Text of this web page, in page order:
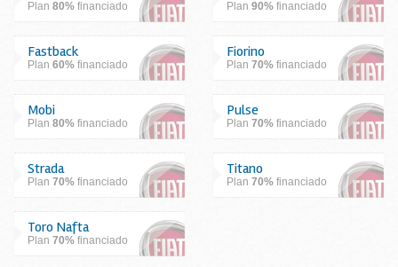
Plan 80% financiado Plan 90% financiado
Fastback
Plan 60% financiado
Fiorino
Plan 70% financiado
Mobi
Plan 80% financiado
Pulse
Plan 70% financiado
Strada
Plan 70% financiado
Titano
Plan 70% financiado
Toro Nafta
Plan 70% financiado